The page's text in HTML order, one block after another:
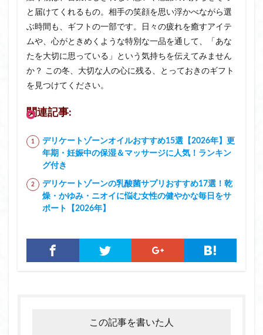
と届けてくれるもの。相手の笑顔を思い浮かべながら選
ぶ時間も、ギフトの一部です。日々の疲れを癒すアイテ
ムや、心がときめくような特別な一品を通して、「あな
たを大切に思っている」という気持ちを伝えてみません
か？ この冬、大切な人の心に残る、とっておきのギフト
を見つけてください。
関連記事:
デリケートゾーンオイルおすすめ15選【2026年】更
年期・妊娠中の保湿＆マッサージに人気！ランキン
グ付き
デリケートゾーンの乳酸菌サプリおすすめ17選！乾
燥・かゆみ・ニオイに悩む女性の健やかな毎日をサ
ポート【2026年】
この記事を書いた人